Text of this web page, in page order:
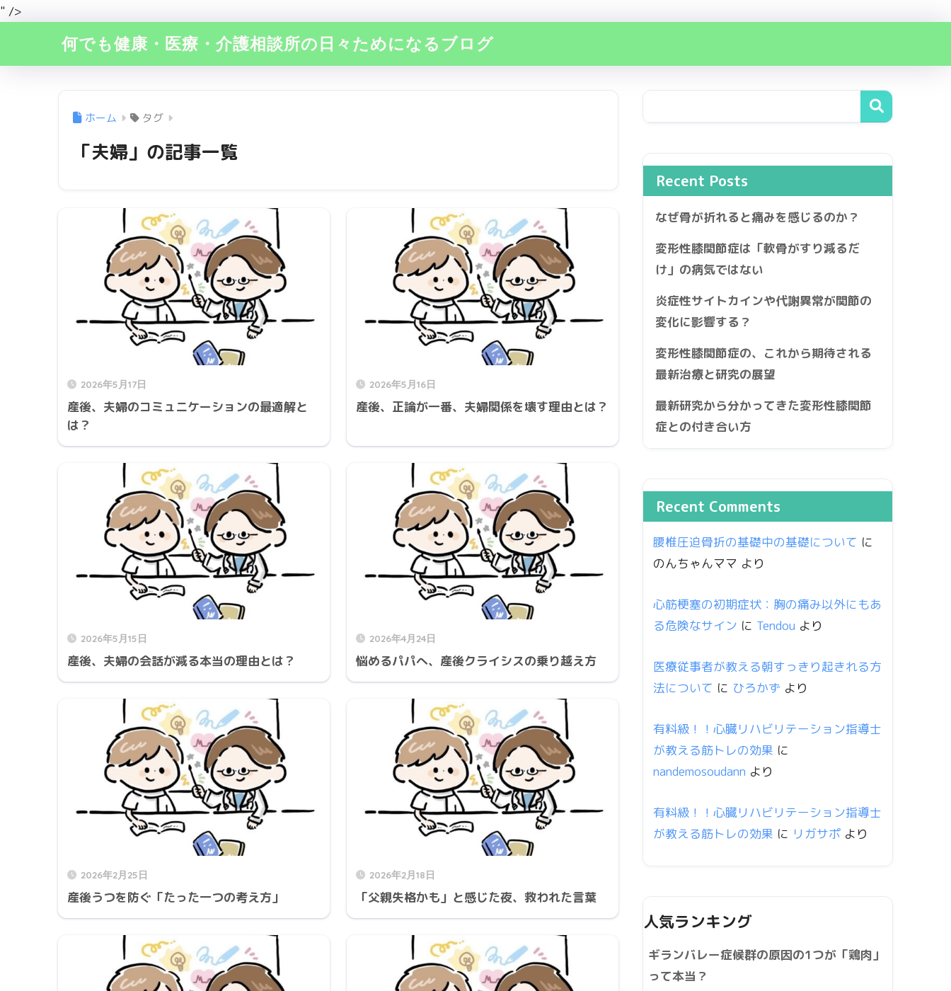
" />
何でも健康・医療・介護相談所の日々ためになるブログ
ホーム タグ
「夫婦」の記事一覧
2026年5月17日
産後、夫婦のコミュニケーションの最適解と
は？
2026年5月16日
産後、正論が一番、夫婦関係を壊す理由とは？
2026年5月15日
産後、夫婦の会話が減る本当の理由とは？
2026年4月24日
悩めるパパへ、産後クライシスの乗り越え方
2026年2月25日
産後うつを防ぐ「たった一つの考え方」
2026年2月18日
「父親失格かも」と感じた夜、救われた言葉
Recent Posts
なぜ骨が折れると痛みを感じるのか？
変形性膝関節症は「軟骨がすり減るだ
け」の病気ではない
炎症性サイトカインや代謝異常が関節の
変化に影響する？
変形性膝関節症の、これから期待される
最新治療と研究の展望
最新研究から分かってきた変形性膝関節
症との付き合い方
Recent Comments
腰椎圧迫骨折の基礎中の基礎について に
のんちゃんママ より
心筋梗塞の初期症状：胸の痛み以外にもあ
る危険なサイン に Tendou より
医療従事者が教える朝すっきり起きれる方
法について に ひろかず より
有料級！！心臓リハビリテーション指導士
が教える筋トレの効果 に
nandemosoudann より
有料級！！心臓リハビリテーション指導士
が教える筋トレの効果 に リガサポ より
人気ランキング
ギランバレー症候群の原因の1つが「鶏肉」
って本当？